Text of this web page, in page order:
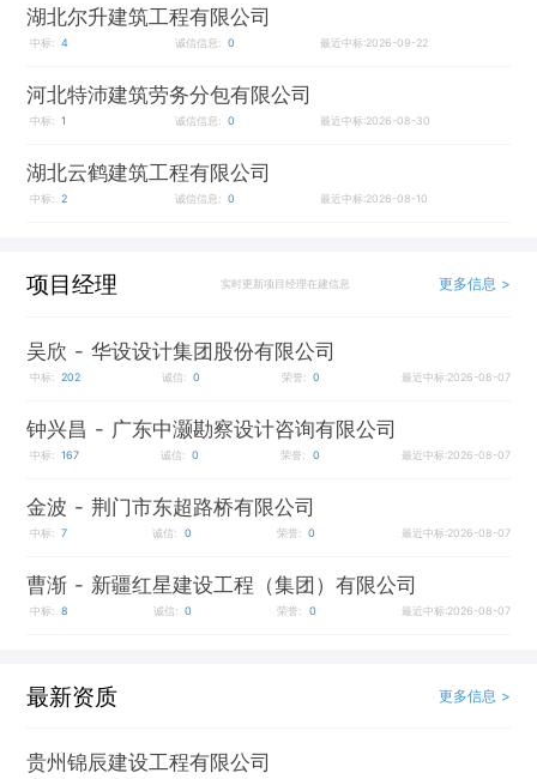
湖北尔升建筑工程有限公司
中标: 4 诚信信息: 0 最近中标:2026-09-22
河北特沛建筑劳务分包有限公司
中标: 1 诚信信息: 0 最近中标:2026-08-30
湖北云鹤建筑工程有限公司
中标: 2 诚信信息: 0 最近中标:2026-08-10
项目经理 实时更新项目经理在建信息 更多信息 >
吴欣 - 华设设计集团股份有限公司
中标: 202 诚信: 0 荣誉: 0 最近中标:2026-08-07
钟兴昌 - 广东中灏勘察设计咨询有限公司
中标: 167 诚信: 0 荣誉: 0 最近中标:2026-08-07
金波 - 荆门市东超路桥有限公司
中标: 7 诚信: 0 荣誉: 0 最近中标:2026-08-07
曹渐 - 新疆红星建设工程（集团）有限公司
中标: 8 诚信: 0 荣誉: 0 最近中标:2026-08-07
最新资质 更多信息 >
贵州锦辰建设工程有限公司